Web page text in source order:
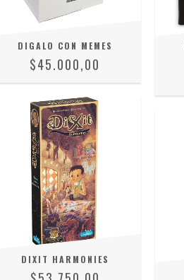
DIGALO CON MEMES
$45.000,00
DIXIT HARMONIES